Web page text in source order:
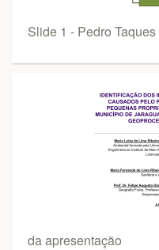
Slide 1 - Pedro Taques
da apresentação